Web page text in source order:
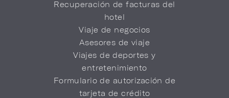
Recuperación de facturas del
hotel
Viaje de negocios
Asesores de viaje
Viajes de deportes y
entretenimiento
Formulario de autorización de
tarjeta de crédito